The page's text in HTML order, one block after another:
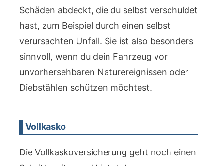
Schäden abdeckt, die du selbst verschuldet
hast, zum Beispiel durch einen selbst
verursachten Unfall. Sie ist also besonders
sinnvoll, wenn du dein Fahrzeug vor
unvorhersehbaren Naturereignissen oder
Diebstählen schützen möchtest.
Vollkasko
Die Vollkaskoversicherung geht noch einen